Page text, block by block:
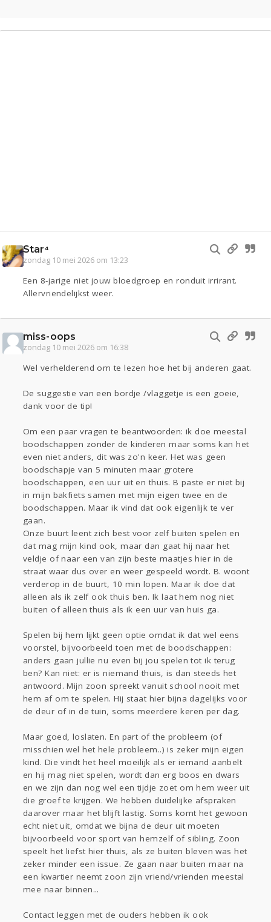
Star⁴
zondag 10 mei 2026 om 13:23
Een 8-jarige niet jouw bloedgroep en ronduit irrirant.
Allervriendelijkst weer.
miss-oops
zondag 10 mei 2026 om 16:38
Wel verhelderend om te lezen hoe het bij anderen gaat.
De suggestie van een bordje /vlaggetje is een goeie,
dank voor de tip!
Om een paar vragen te beantwoorden: ik doe meestal
boodschappen zonder de kinderen maar soms kan het
even niet anders, dit was zo'n keer. Het was geen
boodschapje van 5 minuten maar grotere
boodschappen, een uur uit en thuis. B paste er niet bij
in mijn bakfiets samen met mijn eigen twee en de
boodschappen. Maar ik vind dat ook eigenlijk te ver
gaan.
Onze buurt leent zich best voor zelf buiten spelen en
dat mag mijn kind ook, maar dan gaat hij naar het
veldje of naar een van zijn beste maatjes hier in de
straat waar dus over en weer gespeeld wordt. B. woont
verderop in de buurt, 10 min lopen. Maar ik doe dat
alleen als ik zelf ook thuis ben. Ik laat hem nog niet
buiten of alleen thuis als ik een uur van huis ga.
Spelen bij hem lijkt geen optie omdat ik dat wel eens
voorstel, bijvoorbeeld toen met de boodschappen:
anders gaan jullie nu even bij jou spelen tot ik terug
ben? Kan niet: er is niemand thuis, is dan steeds het
antwoord. Mijn zoon spreekt vanuit school nooit met
hem af om te spelen. Hij staat hier bijna dagelijks voor
de deur of in de tuin, soms meerdere keren per dag.
Maar goed, loslaten. En part of the probleem (of
misschien wel het hele probleem..) is zeker mijn eigen
kind. Die vindt het heel moeilijk als er iemand aanbelt
en hij mag niet spelen, wordt dan erg boos en dwars
en we zijn dan nog wel een tijdje zoet om hem weer uit
die groef te krijgen. We hebben duidelijke afspraken
daarover maar het blijft lastig. Soms komt het gewoon
echt niet uit, omdat we bijna de deur uit moeten
bijvoorbeeld voor sport van hemzelf of sibling. Zoon
speelt het liefst hier thuis, als ze buiten bleven was het
zeker minder een issue. Ze gaan naar buiten maar na
een kwartier neemt zoon zijn vriend/vrienden meestal
mee naar binnen...
Contact leggen met de ouders hebben ik ook